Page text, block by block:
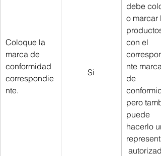
Coloque la
marca de
conformidad
correspondie
nte.
Si
debe
o marcar
productos
con el
nte
de
pero
puede
hacerlo un